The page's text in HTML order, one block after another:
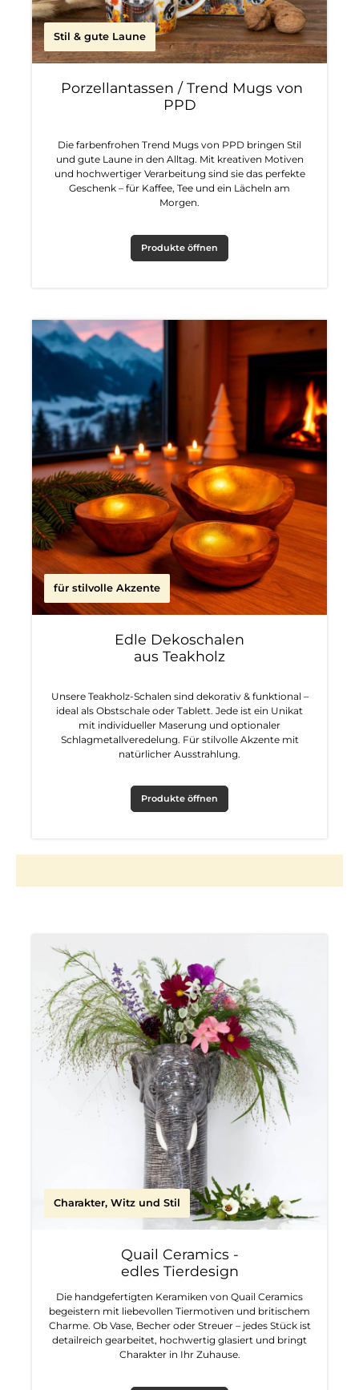
Stil & gute Laune
Porzellantassen / Trend Mugs von
PPD
Die farbenfrohen Trend Mugs von PPD bringen Stil
und gute Laune in den Alltag. Mit kreativen Motiven
und hochwertiger Verarbeitung sind sie das perfekte
Geschenk – für Kaffee, Tee und ein Lächeln am
Morgen.
Produkte öffnen
für stilvolle Akzente
Edle Dekoschalen
aus Teakholz
Unsere Teakholz-Schalen sind dekorativ & funktional –
ideal als Obstschale oder Tablett. Jede ist ein Unikat
mit individueller Maserung und optionaler
Schlagmetallveredelung. Für stilvolle Akzente mit
natürlicher Ausstrahlung.
Produkte öffnen
Charakter, Witz und Stil
Quail Ceramics -
edles Tierdesign
Die handgefertigten Keramiken von Quail Ceramics
begeistern mit liebevollen Tiermotiven und britischem
Charme. Ob Vase, Becher oder Streuer – jedes Stück ist
detailreich gearbeitet, hochwertig glasiert und bringt
Charakter in Ihr Zuhause.